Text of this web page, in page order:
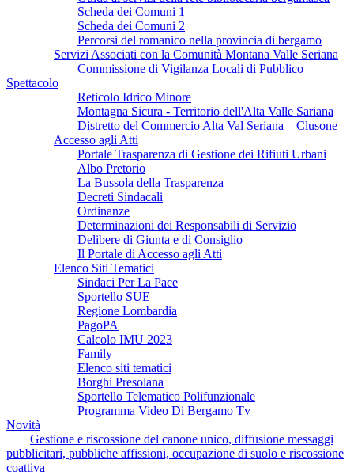
Scheda dei Comuni 1
Scheda dei Comuni 2
Percorsi del romanico nella provincia di bergamo
Servizi Associati con la Comunità Montana Valle Seriana
Commissione di Vigilanza Locali di Pubblico
Spettacolo
Reticolo Idrico Minore
Montagna Sicura - Territorio dell'Alta Valle Sariana
Distretto del Commercio Alta Val Seriana – Clusone
Accesso agli Atti
Portale Trasparenza di Gestione dei Rifiuti Urbani
Albo Pretorio
La Bussola della Trasparenza
Decreti Sindacali
Ordinanze
Determinazioni dei Responsabili di Servizio
Delibere di Giunta e di Consiglio
Il Portale di Accesso agli Atti
Elenco Siti Tematici
Sindaci Per La Pace
Sportello SUE
Regione Lombardia
PagoPA
Calcolo IMU 2023
Family
Elenco siti tematici
Borghi Presolana
Sportello Telematico Polifunzionale
Programma Video Di Bergamo Tv
Novità
Gestione e riscossione del canone unico, diffusione messaggi
pubblicitari, pubbliche affissioni, occupazione di suolo e riscossione
coattiva